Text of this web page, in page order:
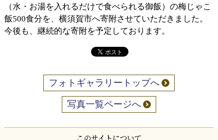
（水・お湯を入れるだけで食べられる御飯）の梅じゃこ
飯500食分を、横須賀市へ寄附させていただきました。
今後も、継続的な寄附を予定しております。
フォトギャラリートップへ
写真一覧ページへ
このサイトについて